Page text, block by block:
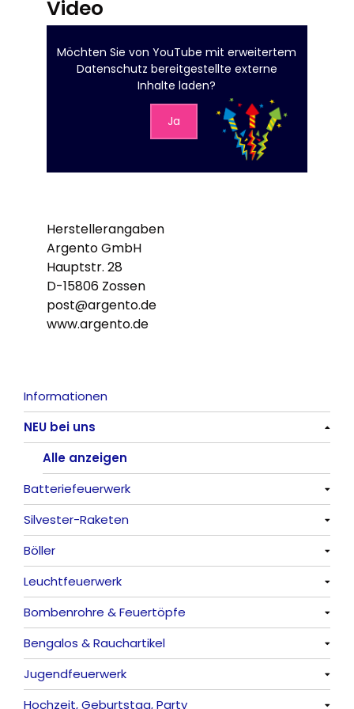
Video
Möchten Sie vonYouTube mit erweitertem
Datenschutz bereitgestellte externe
Inhalte laden?
Ja
Herstellerangaben
Argento GmbH
Hauptstr. 28
D-15806 Zossen
post@argento.de
www.argento.de
Informationen
NEU bei uns
Alle anzeigen
Batteriefeuerwerk
Alle anzeigen
Silvester-Raketen
Alle anzeigen
Böller
Alle anzeigen
China-Böller
Knaller / Kanonenschläge
Reibkopfknaller
Frösche, Pfeiffer
Leuchtfeuerwerk
Alle anzeigen
Vulkane
Fontänen
Sonnen
Bombenrohre & Feuertöpfe
Alle anzeigen
Mit Rumms
Bezaubernde Effekte
Bengalos & Rauchartikel
Alle anzeigen
Bengalos
Jugendfeuerwerk
Alle anzeigen
Hochzeit, Geburtstag, Party